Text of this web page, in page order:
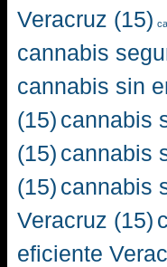
Veracruz (15)
cannabis
cannabis sin
(15) cannabis
(15) cannabis
(15) cannabis
Veracruz (15)
eficiente